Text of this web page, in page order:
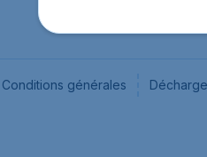
Conditions générales